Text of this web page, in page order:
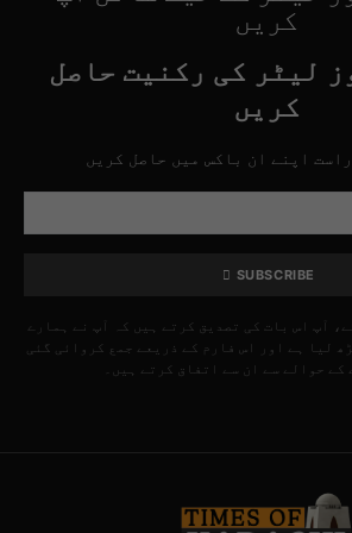
کریں
لیٹر کی رکنیت حاصل
کریں
اپنے ان باکس میں حاصل کریں
SUBSCRIBE
آپ اس بات کی تصدیق کرتے ہیں کہ آپ نے ہمارے
لیا ہے اور اس فارم کے ذریعے جمع کروائی گئی
حوالے سے ان سے اتفاق کرتے ہیں۔